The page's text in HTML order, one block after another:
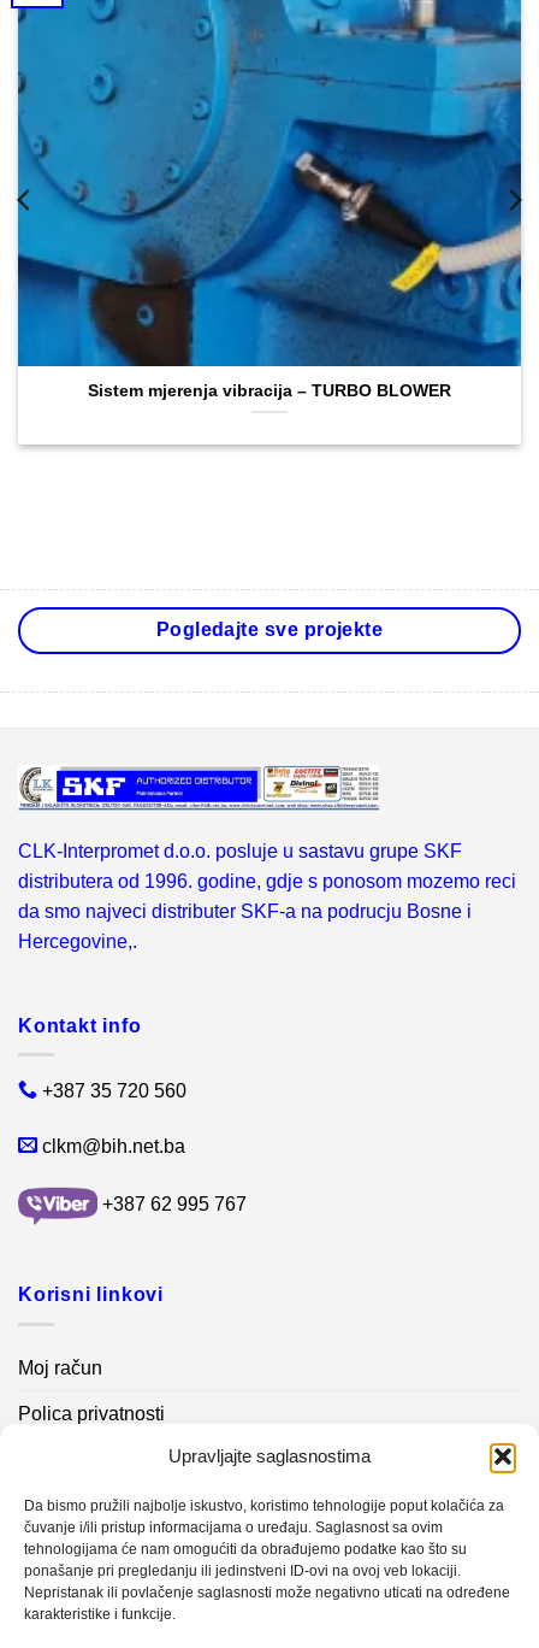
Upravljajte saglasnostima
Da bismo pružili najbolje iskustvo, koristimo tehnologije poput kolačića za
čuvanje i/ili pristup informacijama o uređaju. Saglasnost sa ovim
tehnologijama će nam omogućiti da obrađujemo podatke kao što su
ponašanje pri pregledanju ili jedinstveni ID-ovi na ovoj veb lokaciji.
Nepristanak ili povlačenje saglasnosti može negativno uticati na određene
karakteristike i funkcije.
Sistem mjerenja vibracija – TURBO BLOWER
Pogledajte sve projekte
CLK-Interpromet d.o.o. posluje u sastavu grupe SKF
distributera od 1996. godine, gdje s ponosom mozemo reci
da smo najveci distributer SKF-a na podrucju Bosne i
Hercegovine,.
Kontakt info
+387 35 720 560
clkm@bih.net.ba
+387 62 995 767
Korisni linkovi
Moj račun
Polica privatnosti
Kontakt info
Novosti